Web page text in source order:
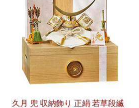
久月 兜 収納飾り 正絹 若草段縅